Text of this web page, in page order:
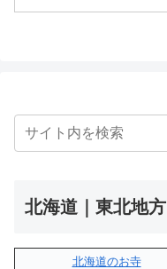
北海道｜東北地方
北海道のお寺